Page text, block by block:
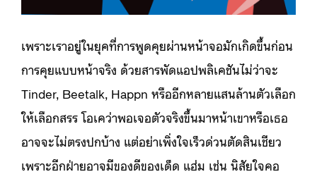
เพราะเราอยู่ในยุคที่การพูดคุยผ่านหน้าจอมักเกิดขึ้นก่อน
การคุยแบบหน้าจริง ด้วยสารพัดแอปพลิเคชันไม่ว่าจะ
Tinder, Beetalk, Happn หรืออีกหลายแสนล้านตัวเลือก
ให้เลือกสรร โอเคว่าพอเจอตัวจริงขึ้นมาหน้าเขาหรือเธอ
อาจจะไม่ตรงปกบ้าง แต่อย่าเพิ่งใจเร็วด่วนตัดสินเชียว
เพราะอีกฝ่ายอาจมีของดีของเด็ด แฮ่ม เช่น นิสัยใจคอ